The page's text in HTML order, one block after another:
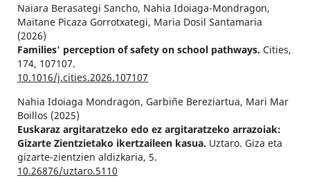
Naiara Berasategi Sancho, Nahia Idoiaga-Mondragon,
Maitane Picaza Gorrotxategi, Maria Dosil Santamaria
(2026)
Families' perception of safety on school pathways. Cities,
174, 107107.
10.1016/j.cities.2026.107107
Nahia Idoiaga Mondragon, Garbiñe Bereziartua, Mari Mar
Boillos (2025)
Euskaraz argitaratzeko edo ez argitaratzeko arrazoiak:
Gizarte Zientzietako ikertzaileen kasua. Uztaro. Giza eta
gizarte-zientzien aldizkaria, 5.
10.26876/uztaro.5110